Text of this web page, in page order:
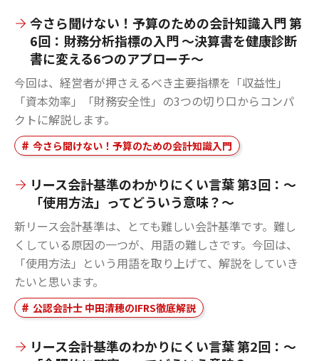
今さら聞けない！予算のための会計知識入門 第
6回：財務分析指標の入門 ～決算書を健康診断
書に変える6つのアプローチ～
今回は、経営者が押さえるべき主要指標を「収益性」
「資本効率」「財務安全性」の3つの切り口からコンパ
クトに解説します。
今さら聞けない！予算のための会計知識入門
リース会計基準のわかりにくい言葉 第3回：～
「使用方法」ってどういう意味？～
新リース会計基準は、とても難しい会計基準です。難し
くしている原因の一つが、用語の難しさです。今回は、
「使用方法」という用語を取り上げて、解説をしていき
たいと思います。
公認会計士 中田清穂のIFRS徹底解説
リース会計基準のわかりにくい言葉 第2回：～